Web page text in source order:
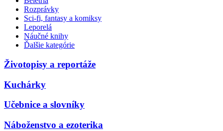
Rozprávky
Sci-fi, fantasy a komiksy
Leporelá
Náučné knihy
Ďalšie kategórie
Životopisy a reportáže
Kuchárky
Učebnice a slovníky
Náboženstvo a ezoterika